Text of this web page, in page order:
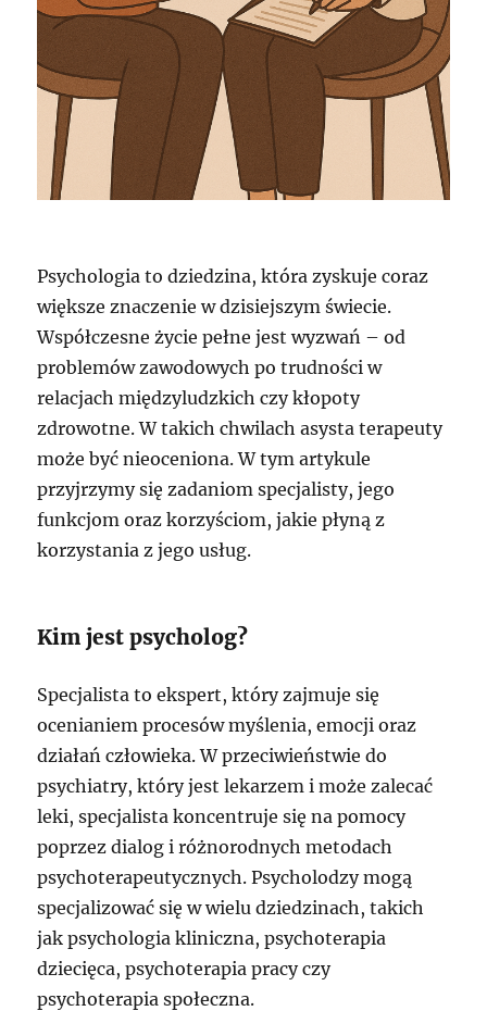
Psychologia to dziedzina, która zyskuje coraz
większe znaczenie w dzisiejszym świecie.
Współczesne życie pełne jest wyzwań – od
problemów zawodowych po trudności w
relacjach międzyludzkich czy kłopoty
zdrowotne. W takich chwilach asysta terapeuty
może być nieoceniona. W tym artykule
przyjrzymy się zadaniom specjalisty, jego
funkcjom oraz korzyściom, jakie płyną z
korzystania z jego usług.
Kim jest psycholog?
Specjalista to ekspert, który zajmuje się
ocenianiem procesów myślenia, emocji oraz
działań człowieka. W przeciwieństwie do
psychiatry, który jest lekarzem i może zalecać
leki, specjalista koncentruje się na pomocy
poprzez dialog i różnorodnych metodach
psychoterapeutycznych. Psycholodzy mogą
specjalizować się w wielu dziedzinach, takich
jak psychologia kliniczna, psychoterapia
dziecięca, psychoterapia pracy czy
psychoterapia społeczna.